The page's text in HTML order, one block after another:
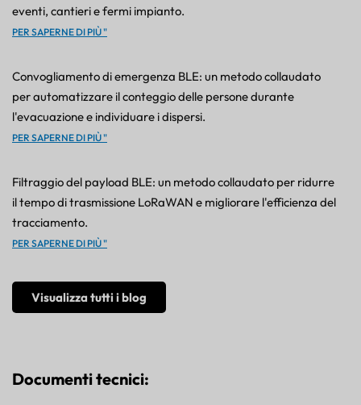
eventi, cantieri e fermi impianto.
PER SAPERNE DI PIÙ "
Convogliamento di emergenza BLE: un metodo collaudato
per automatizzare il conteggio delle persone durante
l'evacuazione e individuare i dispersi.
PER SAPERNE DI PIÙ "
Filtraggio del payload BLE: un metodo collaudato per ridurre
il tempo di trasmissione LoRaWAN e migliorare l'efficienza del
tracciamento.
PER SAPERNE DI PIÙ "
Visualizza tutti i blog
Documenti tecnici: